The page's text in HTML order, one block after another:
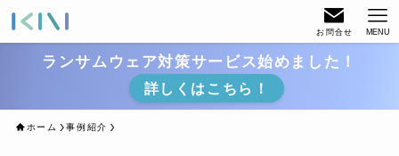
お問合せ MENU
ランサムウェア対策サービス始めました！
詳しくはこちら！
ホーム 事例紹介